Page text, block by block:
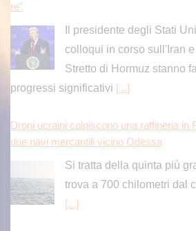
re”
Il presidente degli Stati
colloqui in corso sull'Iran
Stretto di Hormuz stanno
progressi significativi [...]
Droni ucraini colpiscono una raffineria in
due navi mercantili vicino Odessa
Si tratta della quinta più
trova a 700 chilometri dal
[...]